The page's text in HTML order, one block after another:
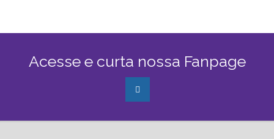
Acesse e curta nossa Fanpage